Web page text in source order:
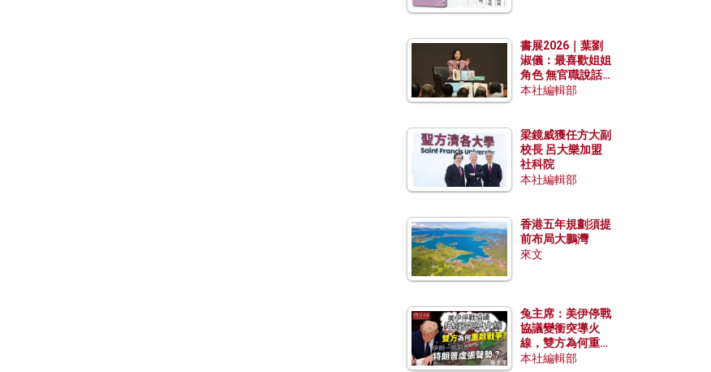
書展2026｜葉劉
淑儀：最喜歡姐姐
角色 無官職說話
包袱少
本社編輯部
梁鏡威獲任方大副
校長 呂大樂加盟
社科院
本社編輯部
香港五年規劃須提
前布局大鵬灣
來文
兔主席：美伊停戰
協議變衝突導火
線，雙方為何重啟
戰爭？伊朗一早洞
本社編輯部